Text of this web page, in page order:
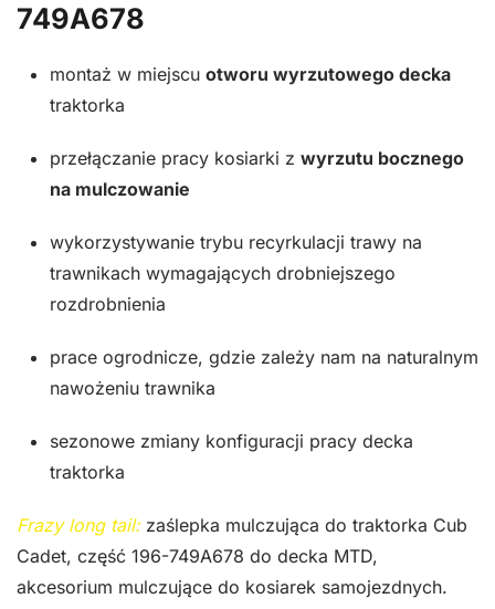
749A678
montaż w miejscu otworu wyrzutowego decka
traktorka
przełączanie pracy kosiarki z wyrzutu bocznego
na mulczowanie
wykorzystywanie trybu recyrkulacji trawy na
trawnikach wymagających drobniejszego
rozdrobnienia
prace ogrodnicze, gdzie zależy nam na naturalnym
nawożeniu trawnika
sezonowe zmiany konfiguracji pracy decka
traktorka
Frazy long tail:zaślepka mulczująca do traktorka Cub
Cadet, część 196-749A678 do decka MTD,
akcesorium mulczujące do kosiarek samojezdnych.